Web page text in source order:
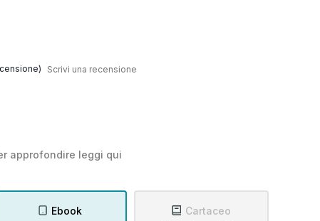
Scrivi una recensione
approfondire leggi qui
Ebook
Cartaceo